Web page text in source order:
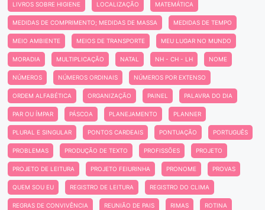
LIVROS SOBRE HIGIENE LOCALIZAÇÃO MATEMÁTICA
MEDIDAS DE COMPRIMENTO; MEDIDAS DE MASSA MEDIDAS DE TEMPO
MEIO AMBIENTE MEIOS DE TRANSPORTE MEU LUGAR NO MUNDO
MORADIA MULTIPLICAÇÃO NATAL NH - CH - LH NOME
NÚMEROS NÚMEROS ORDINAIS NÚMEROS POR EXTENSO
ORDEM ALFABÉTICA ORGANIZAÇÃO PAINEL PALAVRA DO DIA
PAR OU ÍMPAR PÁSCOA PLANEJAMENTO PLANNER
PLURAL E SINGULAR PONTOS CARDEAIS PONTUAÇÃO PORTUGUÊS
PROBLEMAS PRODUÇÃO DE TEXTO PROFISSÕES PROJETO
PROJETO DE LEITURA PROJETO FEIURINHA PRONOME PROVAS
QUEM SOU EU REGISTRO DE LEITURA REGISTRO DO CLIMA
REGRAS DE CONVIVÊNCIA REUNIÃO DE PAIS RIMAS ROTINA